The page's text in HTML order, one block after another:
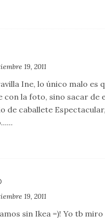
19, 2011
Ine, lo único malo es
con la foto, sino sacar de
de caballete
19, 2011
sin Ikea =)! Yo tb